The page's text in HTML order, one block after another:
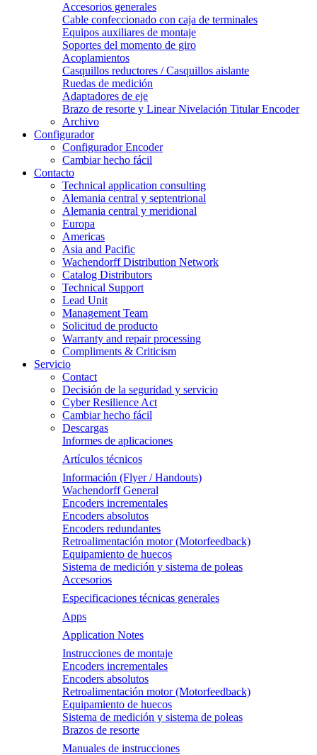
Accesorios generales
Cable confeccionado con caja de terminales
Equipos auxiliares de montaje
Soportes del momento de giro
Acoplamientos
Casquillos reductores / Casquillos aislante
Ruedas de medición
Adaptadores de eje
Brazo de resorte y Linear Nivelación Titular Encoder
Archivo
Configurador
Configurador Encoder
Cambiar hecho fácil
Contacto
Technical application consulting
Alemania central y septentrional
Alemania central y meridional
Europa
Americas
Asia and Pacific
Wachendorff Distribution Network
Catalog Distributors
Technical Support
Lead Unit
Management Team
Solicitud de producto
Warranty and repair processing
Compliments & Criticism
Servicio
Contact
Decisión de la seguridad y servicio
Cyber Resilience Act
Cambiar hecho fácil
Descargas
Informes de aplicaciones
Artículos técnicos
Información (Flyer / Handouts)
Wachendorff General
Encoders incrementales
Encoders absolutos
Encoders redundantes
Retroalimentación motor (Motorfeedback)
Equipamiento de huecos
Sistema de medición y sistema de poleas
Accesorios
Especificaciones técnicas generales
Apps
Application Notes
Instrucciones de montaje
Encoders incrementales
Encoders absolutos
Retroalimentación motor (Motorfeedback)
Equipamiento de huecos
Sistema de medición y sistema de poleas
Brazos de resorte
Manuales de instrucciones